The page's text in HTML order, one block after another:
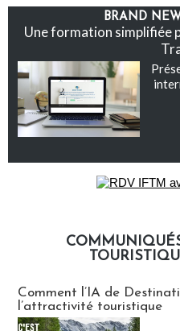
BRAND
Une formation simplifiée
Comment l’IA de
l’attractivité touristique